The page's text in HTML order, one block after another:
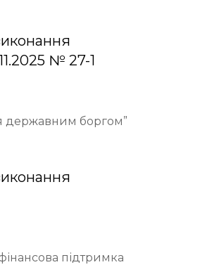
№ 27-1
державним боргом”
підтримка